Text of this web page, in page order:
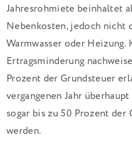
Jahresrohmiete beinhaltet
Nebenkosten, jedoch nicht
Warmwasser oder
Ertragsminderung
Prozent der Grundsteuer
vergangenen Jahr
sogar bis zu 50 Prozent der
werden.